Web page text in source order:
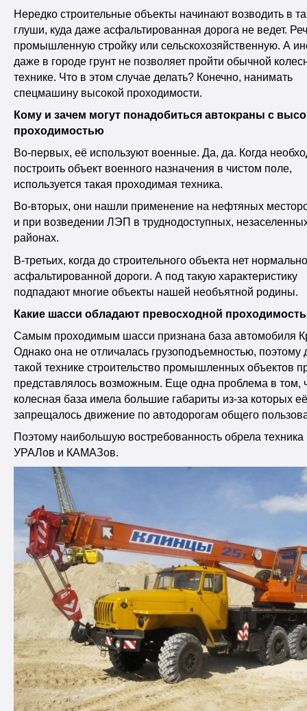
Нередко строительные объекты начинают возводить в
глуши, куда даже асфальтированная дорога не ведет.
промышленную стройку или сельскохозяйственную. А
даже в городе грунт не позволяет пройти обычной
технике. Что в этом случае делать? Конечно, нанимать
спецмашину высокой проходимости.
Кому и зачем могут понадобиться автокраны с
проходимостью
Во-первых, её используют военные. Да, да. Когда
построить объект военного назначения в чистом поле,
используется такая проходимая техника.
Во-вторых, они нашли применение на нефтяных
и при возведении ЛЭП в труднодоступных,
районах.
В-третьих, когда до строительного объекта нет
асфальтированной дороги. А под такую характеристику
подпадают многие объекты нашей необъятной родины.
Какие шасси обладают превосходной
Самым проходимым шасси признана база автомобиля
Однако она не отличалась грузоподъемностью, поэтому
такой технике строительство промышленных объектов
представлялось возможным. Еще одна проблема в том,
колесная база имела большие габариты из-за которых её
запрещалось движение по автодорогам общего
Поэтому наибольшую востребованность обрела техника
УРАЛов и КАМАЗов.